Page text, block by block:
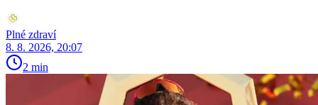
Plné zdraví
8. 8. 2026, 20:07
2 min